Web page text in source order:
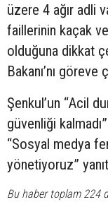
üzere 4 ağır adli
faillerinin kaçak
olduğuna dikkat
Bakanı’nı göreve
Şenkul’un “Acil
güvenliği
“Sosyal medya
yönetiyoruz”
Bu haber toplam 224